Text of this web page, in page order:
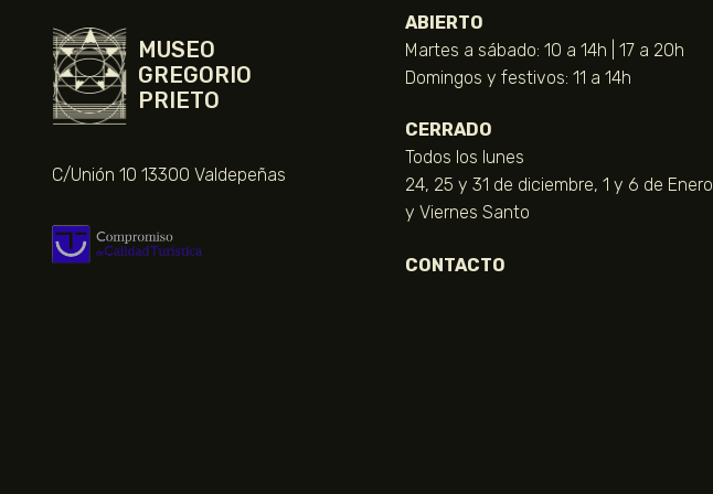
MUSEO
GREGORIO
PRIETO
C/Unión 10 13300 Valdepeñas
ABIERTO
Martes a sábado: 10 a 14h | 17 a 20h
Domingos y festivos: 11 a 14h
CERRADO
Todos los lunes
24, 25 y 31 de diciembre, 1 y 6 de Enero
y Viernes Santo
CONTACTO